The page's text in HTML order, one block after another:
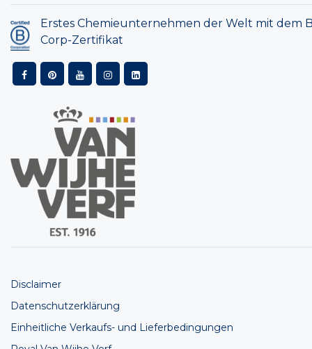
Erstes Chemieunternehmen der Welt mit dem
Corp-Zertifikat
Disclaimer
Datenschutzerklärung
Einheitliche Verkaufs- und Lieferbedingungen